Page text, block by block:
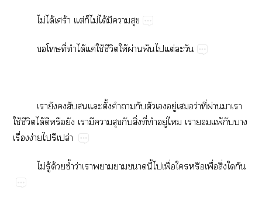
ไม่​ได้​ร้​ต่​​ไม่​ได้​​​
​​ี่​​ได้​ค่​ใช้​ี​ให้​ผ่​พ้​​ต่​​
​​​​​​ั้​​​​​​ู่​​ว่​ี่​ผ่​​​
ใช้​ี​ได้​​​​​​​​​ิ่​ี่​​ู่​​​​พ้​​​
ื่​ง่​ปปล่
ไม่​ู้​ด้​ซ้ำ​ว่​​​​ี้​​ื่​​​ื่​ิ่​​